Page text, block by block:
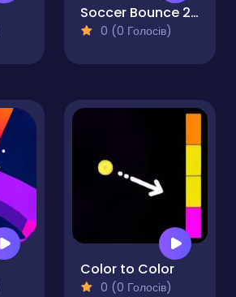
Soccer Bounce 2025
0 (0 Голосів)
Color to Color
0 (0 Голосів)